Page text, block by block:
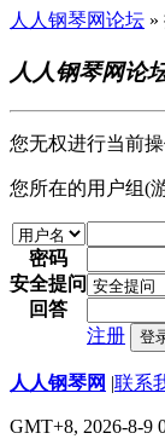
人人钢琴网论坛 »
人人钢琴网论
您无权进行当前
您所在的用户组(
密码
安全提问
回答
注册
登
人人钢琴网 |联系
GMT+8, 2026-8-9